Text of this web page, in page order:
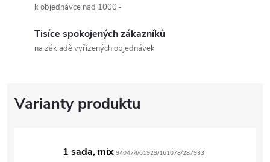
k objednávce nad 1000,-
Tisíce spokojených zákazníků
na základě vyřízených objednávek
1 sada, mix 940474/61929/161078/287933